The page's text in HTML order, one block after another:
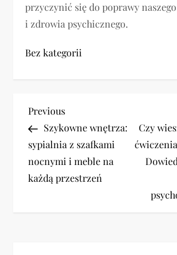
przyczynić się do poprawy
i zdrowia psychicznego.
Bez kategorii
N
a
w
Previous
Post
Previous
Szykowne wnętrza:
sypialnia z szafkami
nocnymi i meble na
każdą przestrzeń
Czy